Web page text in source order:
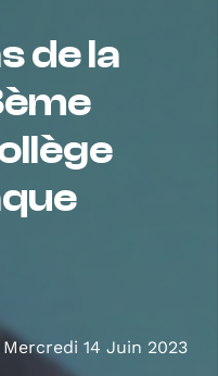
de la
Mercredi 14 Juin 2023